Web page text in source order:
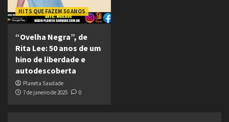
HITS QUE FAZEM 50 ANOS
“Ovelha Negra”, de
Rita Lee: 50 anos de um
hino de liberdade e
autodescoberta
Planeta Saudade
7 de janeiro de 2025
0